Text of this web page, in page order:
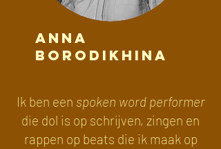
Anna
Borodikhina
Ik ben een spoken word performer
die dol is op schrijven, zingen en
rappen op beats die ik maak op